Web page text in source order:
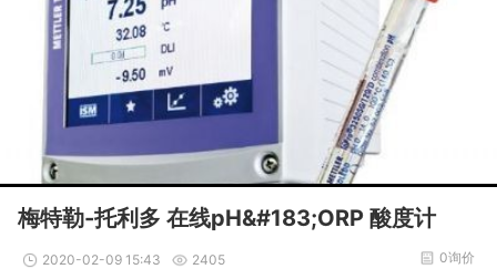
梅特勒-托利多 在线pH&#183;ORP 酸度计
2020-02-09 15:43 2405 0询价